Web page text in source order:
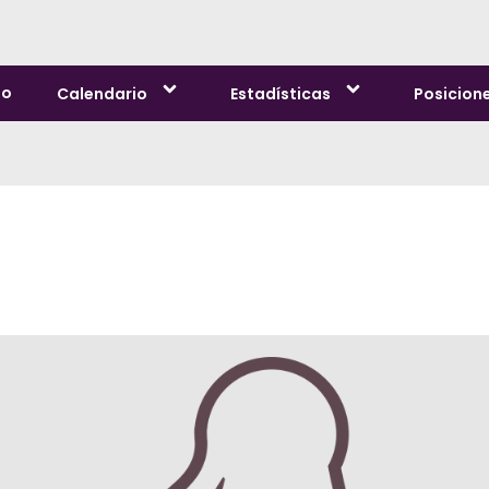
Calendario Estadísticas